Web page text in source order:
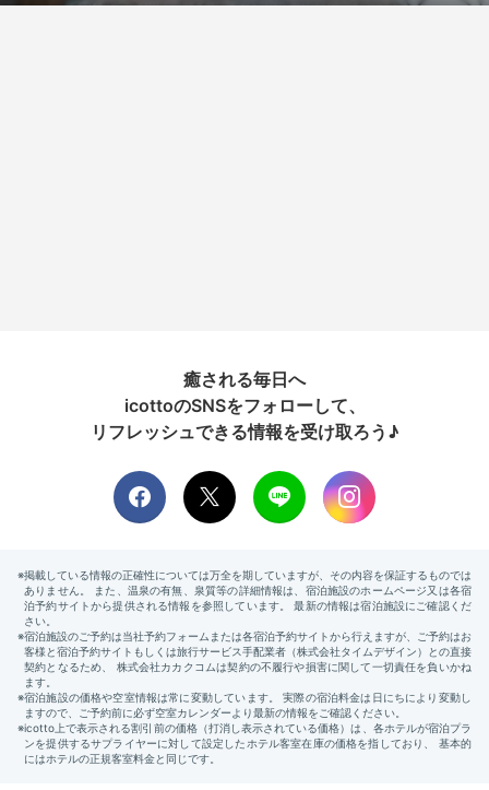
癒される毎日へ
icottoのSNSをフォローして、
リフレッシュできる情報を受け取ろう♪